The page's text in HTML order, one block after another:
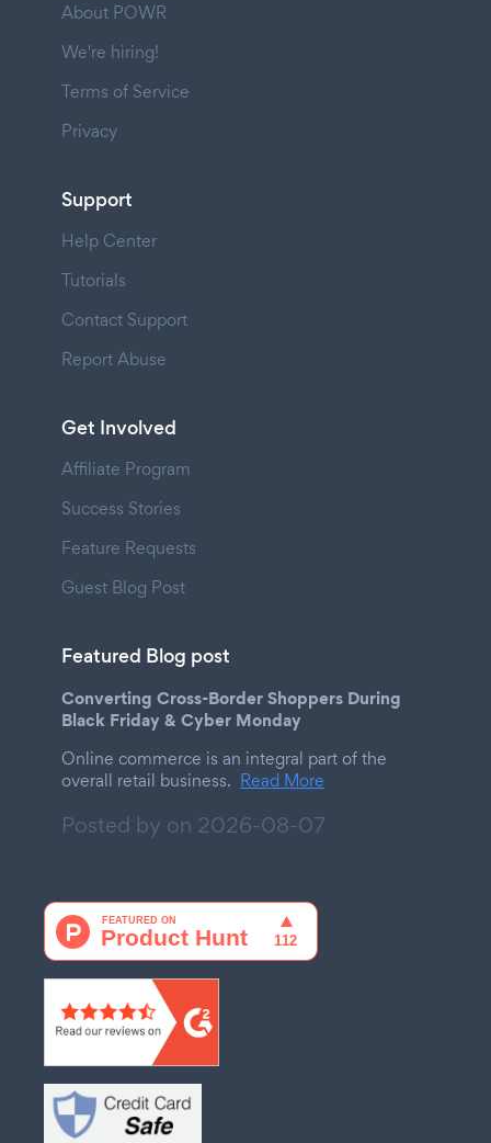
About POWR
We're hiring!
Terms of Service
Privacy
Support
Help Center
Tutorials
Contact Support
Report Abuse
Get Involved
Affiliate Program
Success Stories
Feature Requests
Guest Blog Post
Featured Blog post
Converting Cross-Border Shoppers During
Black Friday & Cyber Monday
Online commerce is an integral part of the
overall retail business. Read More
Posted by on 2026-08-07